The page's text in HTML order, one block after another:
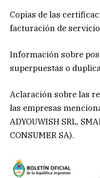
Copias de las
facturación de
Información sobre
superpuestas o
Aclaración sobre las
las empresas
ADYOUWISH SRL,
CONSUMER SA).